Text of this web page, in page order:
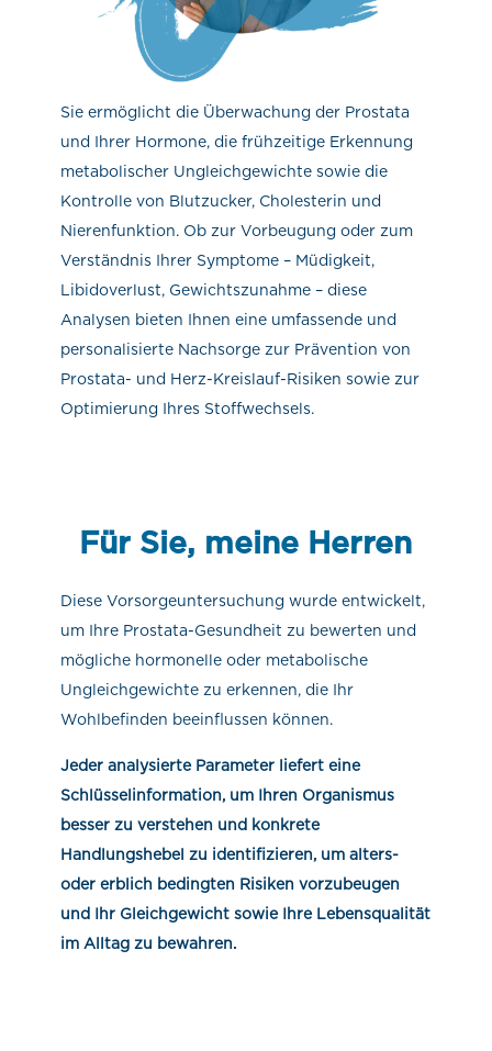
Sie ermöglicht die Überwachung der Prostata
und Ihrer Hormone, die frühzeitige Erkennung
metabolischer Ungleichgewichte sowie die
Kontrolle von Blutzucker, Cholesterin und
Nierenfunktion. Ob zur Vorbeugung oder zum
Verständnis Ihrer Symptome – Müdigkeit,
Libidoverlust, Gewichtszunahme – diese
Analysen bieten Ihnen eine umfassende und
personalisierte Nachsorge zur Prävention von
Prostata- und Herz-Kreislauf-Risiken sowie zur
Optimierung Ihres Stoffwechsels.
Für Sie, meine Herren
Diese Vorsorgeuntersuchung wurde entwickelt,
um Ihre Prostata-Gesundheit zu bewerten und
mögliche hormonelle oder metabolische
Ungleichgewichte zu erkennen, die Ihr
Wohlbefinden beeinflussen können.
Jeder analysierte Parameter liefert eine
Schlüsselinformation, um Ihren Organismus
besser zu verstehen und konkrete
Handlungshebel zu identifizieren, um alters-
oder erblich bedingten Risiken vorzubeugen
und Ihr Gleichgewicht sowie Ihre Lebensqualität
im Alltag zu bewahren.